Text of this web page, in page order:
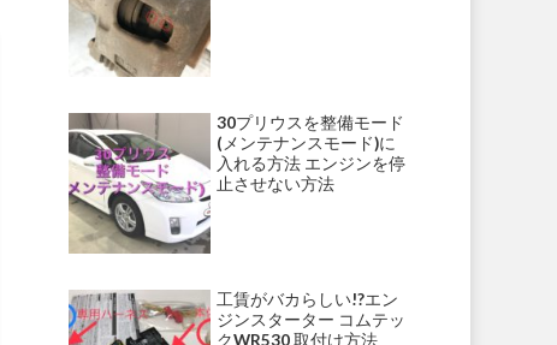
30プリウスを整備モード
(メンテナンスモード)に
入れる方法 エンジンを停
止させない方法
工賃がバカらしい!?エン
ジンスターター コムテッ
クWR530 取付け方法